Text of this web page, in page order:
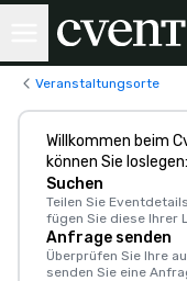
Veranstaltungsorte
Willkommen beim
können Sie loslegen:
Suchen
Teilen Sie
fügen Sie diese Ihrer
Anfrage senden
Überprüfen Sie Ihre
senden Sie eine